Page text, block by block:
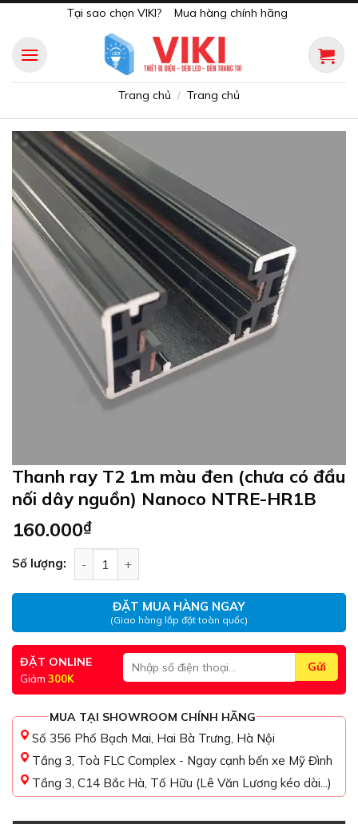
content
Tại sao chọn VIKI? Mua hàng chính hãng
Trang chủ / Trang chủ
Thanh ray T2 1m màu đen (chưa có đầu
nối dây nguồn) Nanoco NTRE-HR1B
160.000₫
Số lượng:
ĐẶT MUA HÀNG NGAY
(Giao hàng lắp đặt toàn quốc)
ĐẶT ONLINE
Giảm 300K
MUA TẠI SHOWROOM CHÍNH HÃNG
Số 356 Phố Bạch Mai, Hai Bà Trưng, Hà Nội
Tầng 3, Toà FLC Complex - Ngay cạnh bến xe Mỹ Đình
Tầng 3, C14 Bắc Hà, Tố Hữu (Lê Văn Lương kéo dài...)